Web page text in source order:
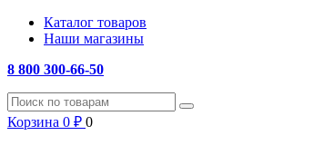
Каталог товаров
Наши магазины
8 800 300-66-50
Корзина 0 ₽ 0